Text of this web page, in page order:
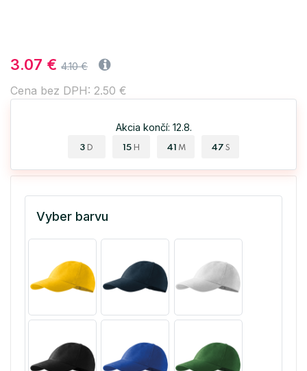
3.07 € 4.10 €
Cena bez DPH: 2.50 €
Akcia končí: 12.8.
3 D 15 H 41 M 46 S
Vyber barvu